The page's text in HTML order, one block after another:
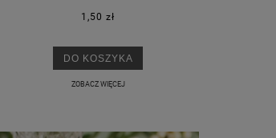
1,50 zł
DO KOSZYKA
ZOBACZ WIĘCEJ